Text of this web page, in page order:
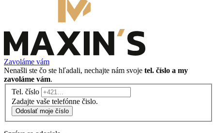
Zavoláme vám
Nenašli ste čo ste hľadali, nechajte nám svoje tel. číslo a my
zavoláme vám.
Tel. číslo
Zadajte vaše telefónne čislo.
Odoslať moje číslo